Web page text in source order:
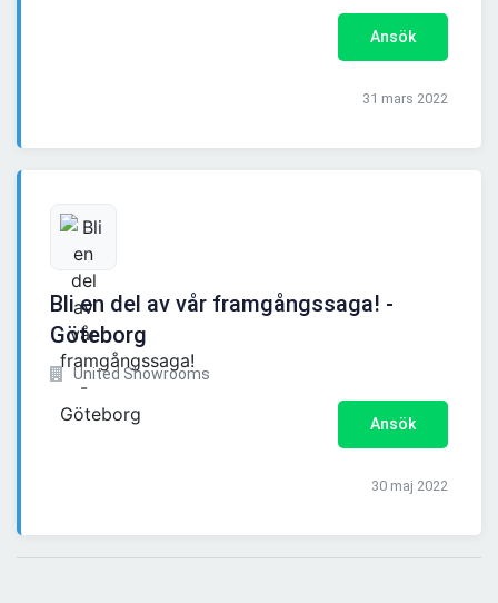
Ansök
31 mars 2022
Bli en del av vår framgångssaga! -
Göteborg
United Showrooms
Ansök
30 maj 2022